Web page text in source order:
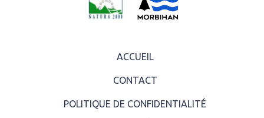
ACCUEIL
CONTACT
POLITIQUE DE CONFIDENTIALITÉ